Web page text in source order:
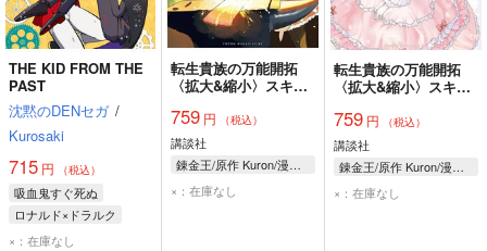
THE KID FROM THE
PAST
沈黙のDENセガ /
Kurosaki
715 円 （税込）
吸血鬼すぐ死ぬ
ロナルド×ドラルク
ロナルド
×：在庫なし
転生貴族の万能開拓
〈拡大&縮小〉スキル
地になりました 10
759 円 （税込）
講談社
錬金王/原作 Kuron/漫画 るれくちぇ/構成 成瀬ちさと/キャラクター原案
×：在庫なし
転生貴族の万能開拓
〈拡大&縮小〉スキル
地になりました 9
759円 （税込）
講談社
錬金王/原作 Kuron/漫画 るれくちぇ/構成 成瀬ちさと/キャラクター原案
×：在庫なし